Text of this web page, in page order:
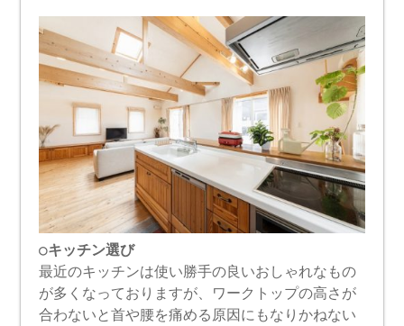
○キッチン選び
最近のキッチンは使い勝手の良いおしゃれなもの
が多くなっておりますが、ワークトップの高さが
合わないと首や腰を痛める原因にもなりかねない